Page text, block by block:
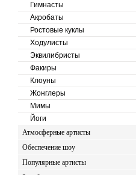
Гимнасты
Акробаты
Ростовые куклы
Ходулисты
Эквилибристы
Факиры
Клоуны
Жонглеры
Мимы
Йоги
Атмосферные артисты
Обеспечение шоу
Популярные артисты